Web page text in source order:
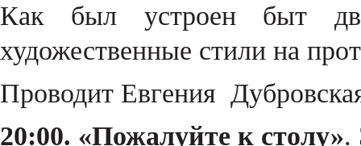
Как был устроен быт
художественные стили на
Проводит Евгения
20:00. «Пожалуйте к столу».